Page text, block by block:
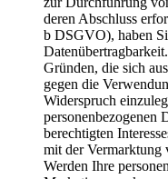
deren Abschluss
b DSGVO), haben
Gründen, die sich
gegen die
Widerspruch
personenbezogenen
berechtigten
mit der Vermarktung
Werden Ihre